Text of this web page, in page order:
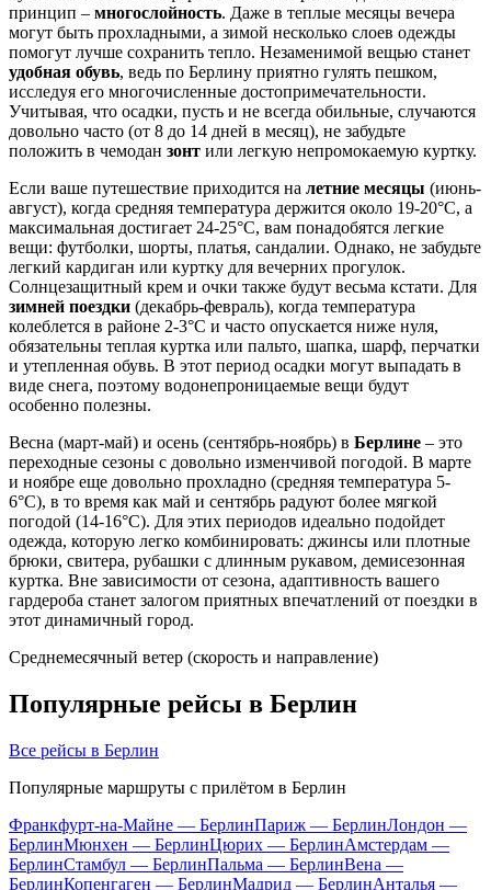
принцип – многослойность. Даже в теплые месяцы вечера
могут быть прохладными, а зимой несколько слоев одежды
помогут лучше сохранить тепло. Незаменимой вещью станет
удобная обувь, ведь по Берлину приятно гулять пешком,
исследуя его многочисленные достопримечательности.
Учитывая, что осадки, пусть и не всегда обильные, случаются
довольно часто (от 8 до 14 дней в месяц), не забудьте
положить в чемодан зонт или легкую непромокаемую куртку.
Если ваше путешествие приходится на летние месяцы (июнь-
август), когда средняя температура держится около 19-20°C, а
максимальная достигает 24-25°C, вам понадобятся легкие
вещи: футболки, шорты, платья, сандалии. Однако, не забудьте
легкий кардиган или куртку для вечерних прогулок.
Солнцезащитный крем и очки также будут весьма кстати. Для
зимней поездки (декабрь-февраль), когда температура
колеблется в районе 2-3°C и часто опускается ниже нуля,
обязательны теплая куртка или пальто, шапка, шарф, перчатки
и утепленная обувь. В этот период осадки могут выпадать в
виде снега, поэтому водонепроницаемые вещи будут
особенно полезны.
Весна (март-май) и осень (сентябрь-ноябрь) в Берлине – это
переходные сезоны с довольно изменчивой погодой. В марте
и ноябре еще довольно прохладно (средняя температура 5-
6°C), в то время как май и сентябрь радуют более мягкой
погодой (14-16°C). Для этих периодов идеально подойдет
одежда, которую легко комбинировать: джинсы или плотные
брюки, свитера, рубашки с длинным рукавом, демисезонная
куртка. Вне зависимости от сезона, адаптивность вашего
гардероба станет залогом приятных впечатлений от поездки в
этот динамичный город.
Среднемесячный ветер (скорость и направление)
Популярные рейсы в Берлин
Все рейсы в Берлин
Популярные маршруты с прилётом в Берлин
Франкфурт-на-Майне — БерлинПариж — БерлинЛондон —
БерлинМюнхен — БерлинЦюрих — БерлинАмстердам —
БерлинСтамбул — БерлинПальма — БерлинВена —
БерлинКопенгаген — БерлинМадрид — БерлинАнталья —